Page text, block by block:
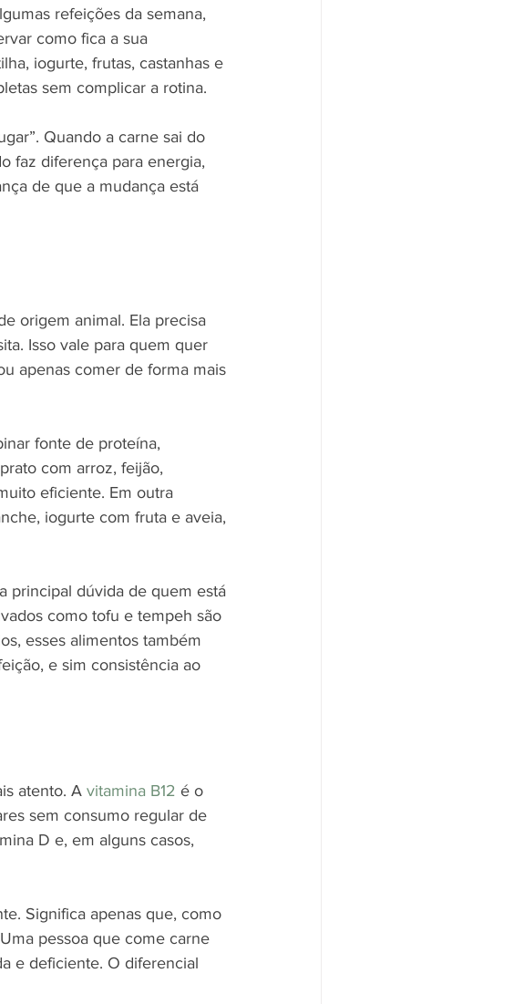
refeições da semana,
como fica a sua
iogurte, frutas, castanhas e
sem complicar a rotina.
Quando a carne sai do
faz diferença para energia,
de que a mudança está
origem animal. Ela precisa
Isso vale para quem quer
apenas comer de forma mais
fonte de proteína,
com arroz, feijão,
eficiente. Em outra
iogurte com fruta e aveia,
principal dúvida de quem está
como tofu e tempeh são
esses alimentos também
e sim consistência ao
atento. A vitamina B12 é o
sem consumo regular de
D e, em alguns casos,
Significa apenas que, como
pessoa que come carne
e deficiente. O diferencial